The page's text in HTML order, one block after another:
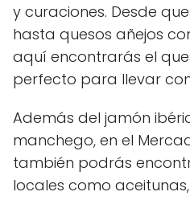
y curaciones. Desde
hasta quesos añejos
aquí encontrarás el
perfecto para llevar
Además del jamón
manchego, en el
también podrás
locales como